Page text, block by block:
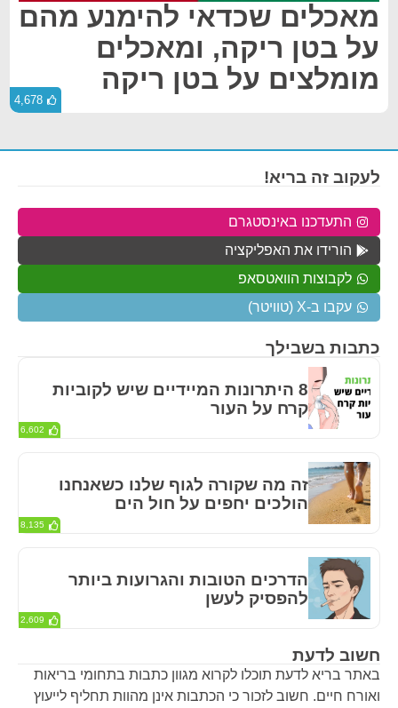
מאכלים שכדאי להימנע מהם
על בטן ריקה, ומאכלים
מומלצים על בטן ריקה
4,678
חשוב לדעת
באתר בריא לדעת תוכלו לקרוא מגוון כתבות בתחומי בריאות
ואורח חיים. חשוב לזכור כי הכתבות אינן מהוות תחליף לייעוץ
כתבות בשבילך
8 היתרונות המיידיים שיש לקוביות
קרח על העור
6,602
זה מה שקורה לגוף שלנו כשאנחנו
הולכים יחפים על חול הים
8,135
הדרכים הטובות והגרועות ביותר
להפסיק לעשן
2,609
לעקוב זה בריא!
התעדכנו באינסטגרם
הורידו את האפליקציה
לקבוצות הוואטסאפ
עקבו ב-X (טוויטר)